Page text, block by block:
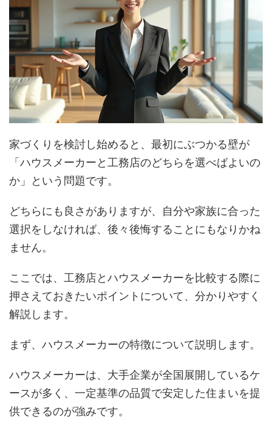
家づくりを検討し始めると、最初にぶつかる壁が
「ハウスメーカーと工務店のどちらを選べばよいの
か」という問題です。
どちらにも良さがありますが、自分や家族に合った
選択をしなければ、後々後悔することにもなりかね
ません。
ここでは、工務店とハウスメーカーを比較する際に
押さえておきたいポイントについて、分かりやすく
解説します。
まず、ハウスメーカーの特徴について説明します。
ハウスメーカーは、大手企業が全国展開しているケ
ースが多く、一定基準の品質で安定した住まいを提
供できるのが強みです。